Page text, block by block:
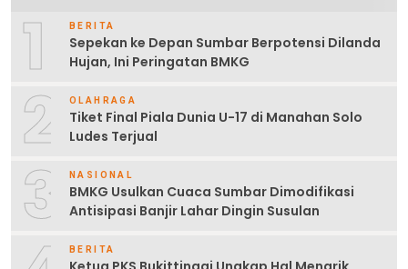
1 BERITA
Sepekan ke Depan Sumbar Berpotensi Dilanda
Hujan, Ini Peringatan BMKG
2 OLAHRAGA
Tiket Final Piala Dunia U-17 di Manahan Solo
Ludes Terjual
3 NASIONAL
BMKG Usulkan Cuaca Sumbar Dimodifikasi
Antisipasi Banjir Lahar Dingin Susulan
BERITA